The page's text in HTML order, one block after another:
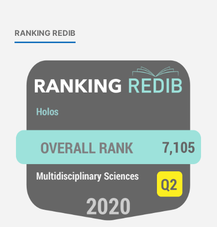
RANKING REDIB